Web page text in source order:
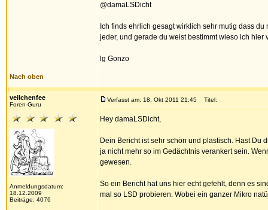
@damaLSDicht
Ich finds ehrlich gesagt wirklich sehr mutig dass
jeder, und gerade du weist bestimmt wieso ich
lg Gonzo
Nach oben
veilchenfee
Foren-Guru
Anmeldungsdatum:
18.12.2009
Beiträge: 4076
Verfasst am: 18. Okt 2011 21:45 Titel:
Hey damaLSDicht,
Dein Bericht ist sehr schön und plastisch. Hast Du
ja nicht mehr so im Gedächtnis verankert sein.
gewesen.
So ein Bericht hat uns hier echt gefehlt, denn es
mal so LSD probieren. Wobei ein ganzer Mikro